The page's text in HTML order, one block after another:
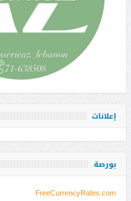
إعلانات
بورصة
FreeCurrencyRates.com